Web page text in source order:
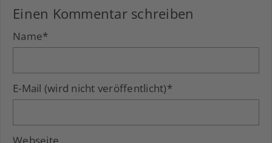
Einen Kommentar schreiben
Name*
E-Mail (wird nicht veröffentlicht)*